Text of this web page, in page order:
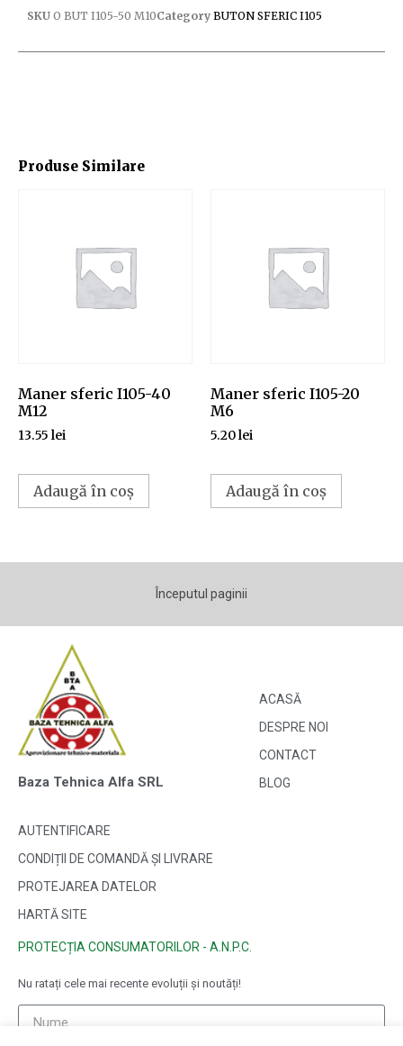
Produse Similare
Maner sferic I105-40
M12
13.55 lei
Adaugă în coș
Maner sferic I105-20
M6
5.20lei
Adaugă în coș
SKU O BUT I105-50 M10Category BUTON SFERIC I105
Începutul paginii
Baza Tehnica Alfa SRL
ACASĂ
DESPRE NOI
CONTACT
BLOG
AUTENTIFICARE
CONDIȚII DE COMANDĂ ȘI LIVRARE
PROTEJAREA DATELOR
HARTĂ SITE
PROTECȚIA CONSUMATORILOR - A.N.P.C.
Nu ratați cele mai recente evoluții și noutăți!